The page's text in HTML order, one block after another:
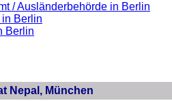
/ Ausländerbehörde in Berlin
in Berlin
Berlin
Nepal, München